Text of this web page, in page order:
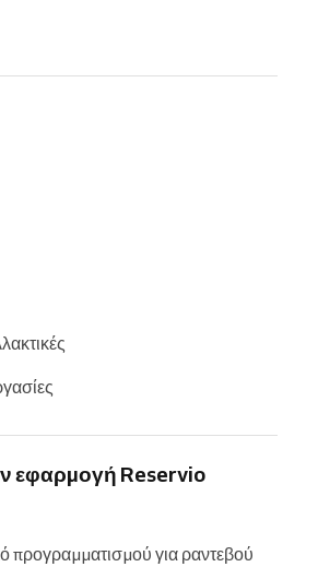
εφαρμογή Reservio
προγραμματισμού για ραντεβού